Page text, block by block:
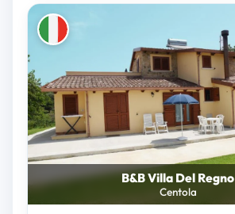
B&B Villa Del Regno
Centola